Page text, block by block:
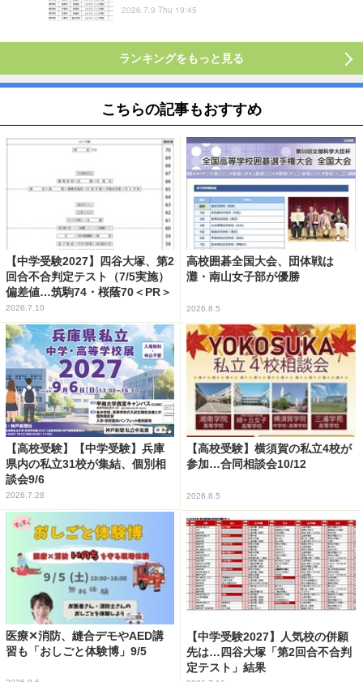
2026.7.9 Thu 19:45
ランキングをもっと見る
こちらの記事もおすすめ
【中学受験2027】四谷大塚、第2
回合不合判定テスト（7/5実施）
偏差値…筑駒74・桜蔭70＜PR＞
2026.7.10
高校囲碁全国大会、団体戦は
灘・南山女子部が優勝
2026.8.5
【高校受験】【中学受験】兵庫
県内の私立31校が集結、個別相
談会9/6
2026.7.28
【高校受験】横須賀の私立4校が
参加…合同相談会10/12
2026.8.5
医療✕消防、縫合デモやAED講
習も「おしごと体験博」9/5
【中学受験2027】人気校の併願
先は…四谷大塚「第2回合不合判
定テスト」結果